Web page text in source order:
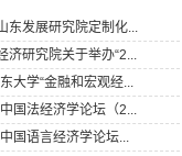
东发展研究院定制化...
济研究院关于举办“2...
大学“金融和宏观经...
国法经济学论坛（2...
国语言经济学论坛...